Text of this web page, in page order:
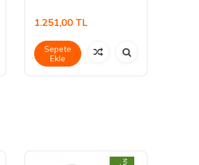
1.251,00 TL
Sepete
Ekle